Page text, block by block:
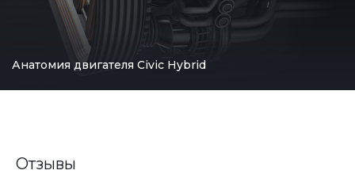
Анатомия двигателя Civic Hybrid
Отзывы